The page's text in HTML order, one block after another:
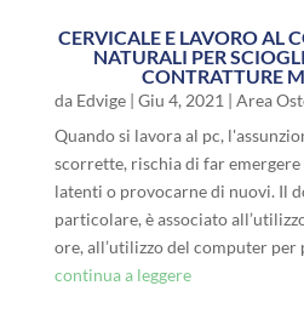
CERVICALE E LAVORO AL
NATURALI PER
CONTRATTURE
da Edvige| Giu 4, 2021 | Area
Quando si lavora al pc,
scorrette, rischia di far
latenti o provocarne di nuovi. Il
particolare, è associato
ore, all’utilizzo del computer per
continua a leggere